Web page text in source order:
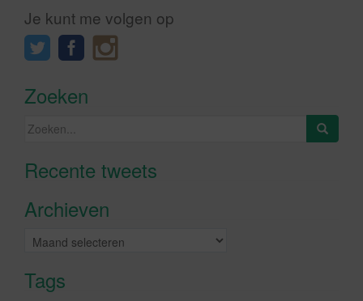
Je kunt me volgen op
Zoeken
Zoeken
Recente tweetsKlik om marketing cookies te
Archieven
Archieven
Tags